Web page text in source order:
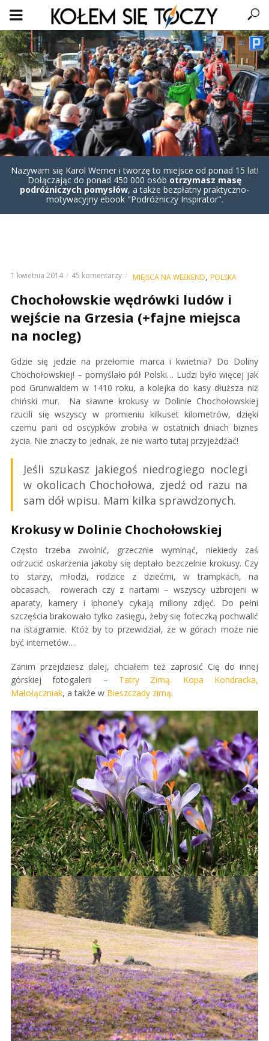
Nazywam się Karol Werner i tworzę to miejsce od ponad 15 lat!
Dołączając do ponad 450 000 osób otrzymasz masę
podróżniczych pomysłów, a także bezpłatny praktyczno-
motywacyjny ebook "Podróżniczy Inspirator".
1 kwietnia 2014 45 komentarzy MIEJSCA NA WEEKEND, POLSKA
Chochołowskie wędrówki ludów i
wejście na Grzesia (+fajne miejsca
na nocleg)
Gdzie się jedzie na przełomie marca i kwietnia? Do Doliny
Chochołowskiej! – pomyślało pół Polski… Ludzi było więcej jak
pod Grunwaldem w 1410 roku, a kolejka do kasy dłuższa niż
chiński mur. Na sławne krokusy w Dolinie Chochołowskiej
rzucili się wszyscy w promieniu kilkuset kilometrów, dzięki
czemu pani od oscypków zrobiła w ostatnich dniach biznes
życia. Nie znaczy to jednak, że nie warto tutaj przyjeżdżać!
Jeśli szukasz jakiegoś niedrogiego noclegi
w okolicach Chochołowa, zjedź od razu na
sam dół wpisu. Mam kilka sprawdzonych.
Krokusy w Dolinie Chochołowskiej
Często trzeba zwolnić, grzecznie wyminąć, niekiedy zaś
odrzucić oskarżenia jakoby się deptało bezczelnie krokusy. Czy
to starzy, młodzi, rodzice z dziećmi, w trampkach, na
obcasach, rowerach czy z nartami – wszyscy uzbrojeni w
aparaty, kamery i iphone’y cykają miliony zdjęć. Do pełni
szczęścia brakowało tylko zasięgu, żeby się foteczką pochwalić
na istagramie. Któż by to przewidział, że w górach może nie
być internetów…
Zanim przejdziesz dalej, chciałem też zaprosić Cię do innej
górskiej fotogalerii – Tatry Zimą. Kopa Kondracka,
Małołączniak, a także w Bieszczady zimą.